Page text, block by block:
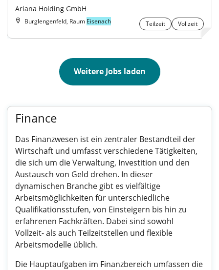
Ariana Holding GmbH
Burglengenfeld, Raum Eisenach Teilzeit Vollzeit
Weitere Jobs laden
Finance
Das Finanzwesen ist ein zentraler Bestandteil der
Wirtschaft und umfasst verschiedene Tätigkeiten,
die sich um die Verwaltung, Investition und den
Austausch von Geld drehen. In dieser
dynamischen Branche gibt es vielfältige
Arbeitsmöglichkeiten für unterschiedliche
Qualifikationsstufen, von Einsteigern bis hin zu
erfahrenen Fachkräften. Dabei sind sowohl
Vollzeit- als auch Teilzeitstellen und flexible
Arbeitsmodelle üblich.
Die Hauptaufgaben im Finanzbereich umfassen die